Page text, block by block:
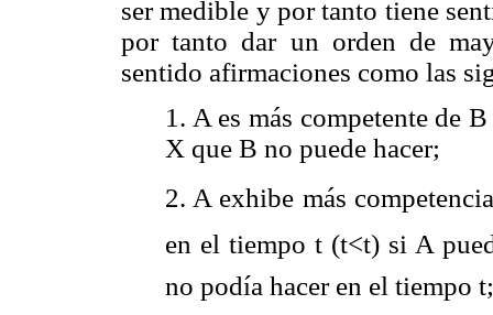
ser medible y por tanto tiene
por tanto dar un orden de
sentido afirmaciones como las
1. A es más competente de
X que B no puede hacer;
2. A exhibe más
en el tiempo t (t<t) si A
no podía hacer en el tiempo t;